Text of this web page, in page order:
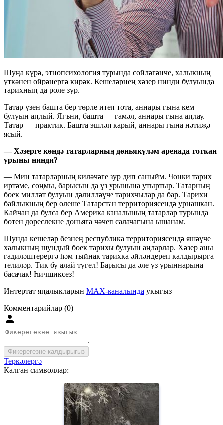
Шуңа күрә, этнопсихология турында сөйләгәнче, халыкның
үткәнен өйрәнергә кирәк. Кешеләрнең хәзер нинди булуында
тарихның да роле зур.
Татар үзен башта бер төрле итеп тота, аннары гына кем
булуын аңлый. Ягъни, башта — гамәл, аннары гына аңлау.
Татар — практик. Башта эшләп карый, аннары гына нәтиҗә
ясый.
— Хәзерге көндә татарларның дөньякүләм аренада тоткан
урыны нинди?
— Мин татарларның киләчәге зур дип саныйм. Чөнки тарих
иртәме, соңмы, барысын да үз урынына утыртыр. Татарның
бөек милләт булуын дәлилләүче тарихчылар да бар. Тарихи
байлыкның бер өлеше Татарстан территориясендә урнашкан.
Кайчан да булса бер Америка каналының татарлар турында
бөтен дөреслекне дөньяга чәчеп салачагына ышанам.
Шунда кешеләр безнең республика территориясендә яшәүче
халыкның шундый бөек тарихы булуын аңларлар. Хәзер аны
гадиләштерергә һәм тыйнак тарихка әйләндереп калдырырга
телиләр. Тик бу алай түгел! Барысы да әле үз урыннарына
басачак! Һичшиксез!
Интертат яңалыкларын MAX-каналында укыгыз
Комментарийлар (0)
Фикерегезне калдырыгыз
Теркәлергә
Калган символлар: